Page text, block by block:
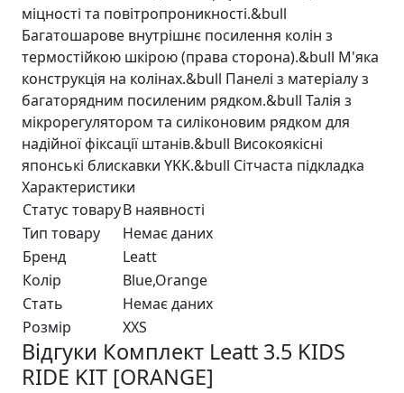
міцності та повітропроникності.&bull
Багатошарове внутрішнє посилення колін з
термостійкою шкірою (права сторона).&bull М'яка
конструкція на колінах.&bull Панелі з матеріалу з
багаторядним посиленим рядком.&bull Талія з
мікрорегулятором та силіконовим рядком для
надійної фіксації штанів.&bull Високоякісні
японські блискавки YKK.&bull Сітчаста підкладка
Характеристики
Статус товаруВ наявності
Тип товару
Немає даних
Бренд
Leatt
Колір
Blue,Orange
Стать
Немає даних
Розмір
XXS
Відгуки Комплект Leatt 3.5 KIDS
RIDE KIT [ORANGE]